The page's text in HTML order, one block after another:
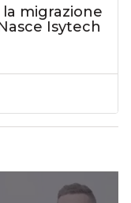
migrazione
Isytech